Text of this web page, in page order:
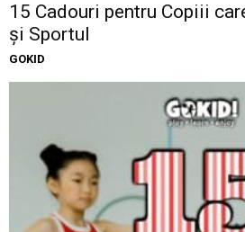
15 Cadouri pentru Copiii
și Sportul
GOKID